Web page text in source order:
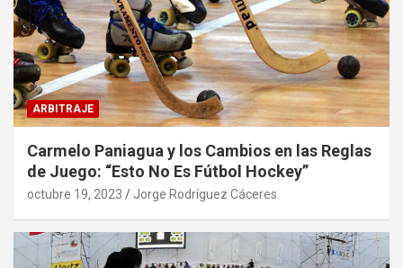
ARBITRAJE
Carmelo Paniagua y los Cambios en las Reglas
de Juego: “Esto No Es Fútbol Hockey”
octubre 19, 2023 Jorge Rodríguez Cáceres